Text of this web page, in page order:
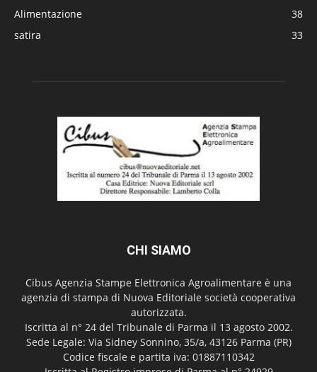
Alimentazione
38
satira
33
CHI SIAMO
Cibus Agenzia Stampe Elettronica Agroalimentare è una
agenzia di stampa di Nuova Editoriale società cooperativa
autorizzata.
Iscritta al n° 24 del Tribunale di Parma il 13 agosto 2002.
Sede Legale: Via Sidney Sonnino, 35/a, 43126 Parma (PR)
Codice fiscale e partita iva: 01887110342